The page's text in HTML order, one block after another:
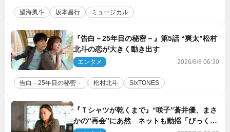
望海風斗 坂本昌行 ミュージカル
『告白－25年目の秘密－』第5話 “爽太”松村
北斗の恋が大きく動き出す
エンタメ 2026/8/8 06:30
告白－25年目の秘密－ 松村北斗 SixTONES
『Ｔシャツが乾くまで』“咲子”蒼井優、まさ
かの“再会”にあ然 ネットも動揺「びっくり